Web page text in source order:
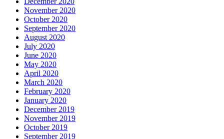
November 2020
October 2020
September 2020
August 2020
July 2020
June 2020
May 2020
April 2020
March 2020
February 2020
January 2020
December 2019
November 2019
October 2019
September 2019